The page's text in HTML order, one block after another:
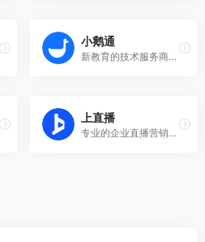
小鹅通
新教育的技术服务商。提供直播课堂等多样化服务。
上直播
专业的企业直播营销服务商。提供全行业直播解决方案。